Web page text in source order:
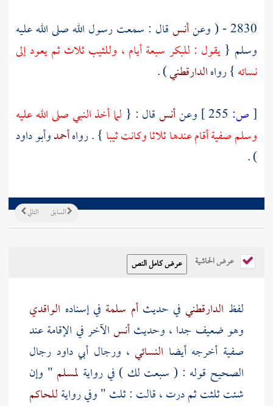
2830 - ( وعن
أنسقال : سمعت رسول الله صلى الله عليه
وسلم { يقول : للبكر سبعة أيام ، وللثيب ثلاث ثم يعود إلى
نسائه} رواهالدارقطني) .
[ص: وعنأنسقال : { لما أخذ النبي صلى الله عليه
وسلمصفيةأقام عندها ثلاثا وكانت ثيبا } . رواهأحمدوأبو داود
) .
التالي السابق
عرض الحاشية
لفظ الدارقطني في حديثأم سلمة في إسناده الواقدي
وهو ضعيف جدا ، وحديثأنسالآخر في الإقامة عند
صفية أخرجه أيضا النسائي ، ورجال أبي داود رجال
الصحيح قوله : ( سبعت لك ) في رواية لمسلم " وإن
شئت ثلثت ثم درت ، قالت : ثلث " وفي روايةللحاكم